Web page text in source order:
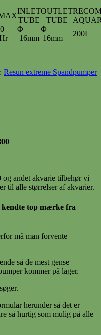
INLET
TUBE
OUTLET
TUBE
Φ
16mm
Φ
16mm
200L
Resun extreme Spandpumper
og andet akvarie tilbehør vi
til alle størrelser af akvarier.
kendte top mærke fra
må man forvente
så de mest gense
kommer på lager.
herunder så det er
så hurtig som mulig på alle